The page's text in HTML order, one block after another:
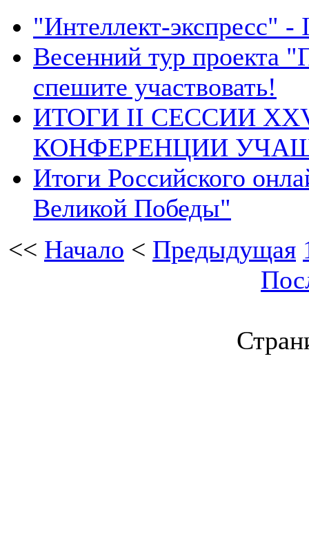
"Интеллект-экспресс" -
Весенний тур проекта
спешите участвовать!
ИТОГИ II СЕССИИ
КОНФЕРЕНЦИИ
Итоги Российского
Великой Победы"
<< Начало < Предыдущая